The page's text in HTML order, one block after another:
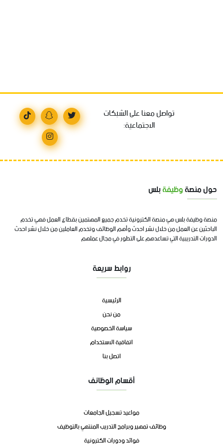
تواصل معنا على الشبكات
الاجتماعية:
حول منصةوظيفةبلس
منصة وظيفة بلس هي منصة الكترونية تخدم جميع المهتمين بقطاع العمل فهي تخدم
الباحثين عن العمل من خلال نشر احدث وأهم الوظائف وتخدم العاملين من خلال نشر احدث
الدورات التدريبية التي تساعدهم على التطور في مجال عملهم
روابط سريعة
الرئيسية
من نحن
سياسة الخصوصية
اتفاقية الاستخدام
اتصل بنا
أقسام الوظائف
مواعيد تسجيل الجامعات
وظائف تمهير وبرامج التدريب المنتهي بالتوظيف
فوائد ودورات الكترونية